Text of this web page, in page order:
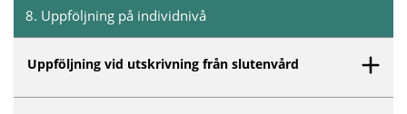
8. Uppföljning på individnivå
Uppföljning vid utskrivning från slutenvård
Inget innehåll matchar dina valda filter.